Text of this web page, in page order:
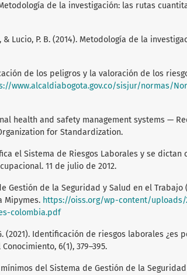
de la investigación: las rutas
& Lucio, P. B. (2014). Metodología de la
de los peligros y la valoración de los
www.alcaldiabogota.gov.co/sisjur/normas/
health and safety management systems —
for Standardization.
el Sistema de Riesgos Laborales y se dictan
11 de julio de 2012.
Gestión de la Seguridad y Salud en el Trabajo
Mipymes. https://oiss.org/wp-content/uploads/
colombia.pdf
(2021). Identificación de riesgos laborales ¿es
6(1), 379–395.
del Sistema de Gestión de la